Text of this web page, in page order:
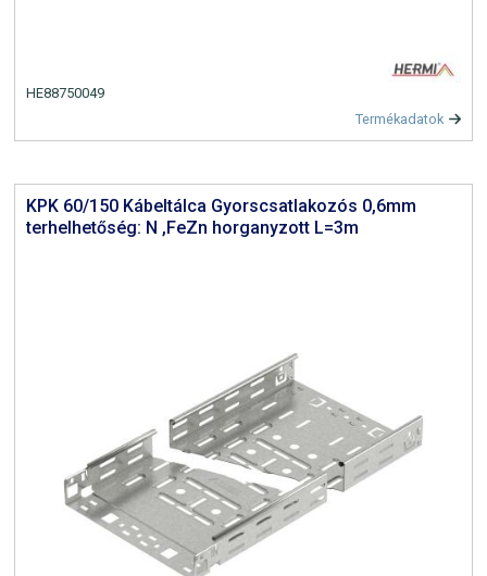
HE88750049
Termékadatok
KPK 60/150 Kábeltálca Gyorscsatlakozós 0,6mm
terhelhetőség: N ,FeZn horganyzott L=3m